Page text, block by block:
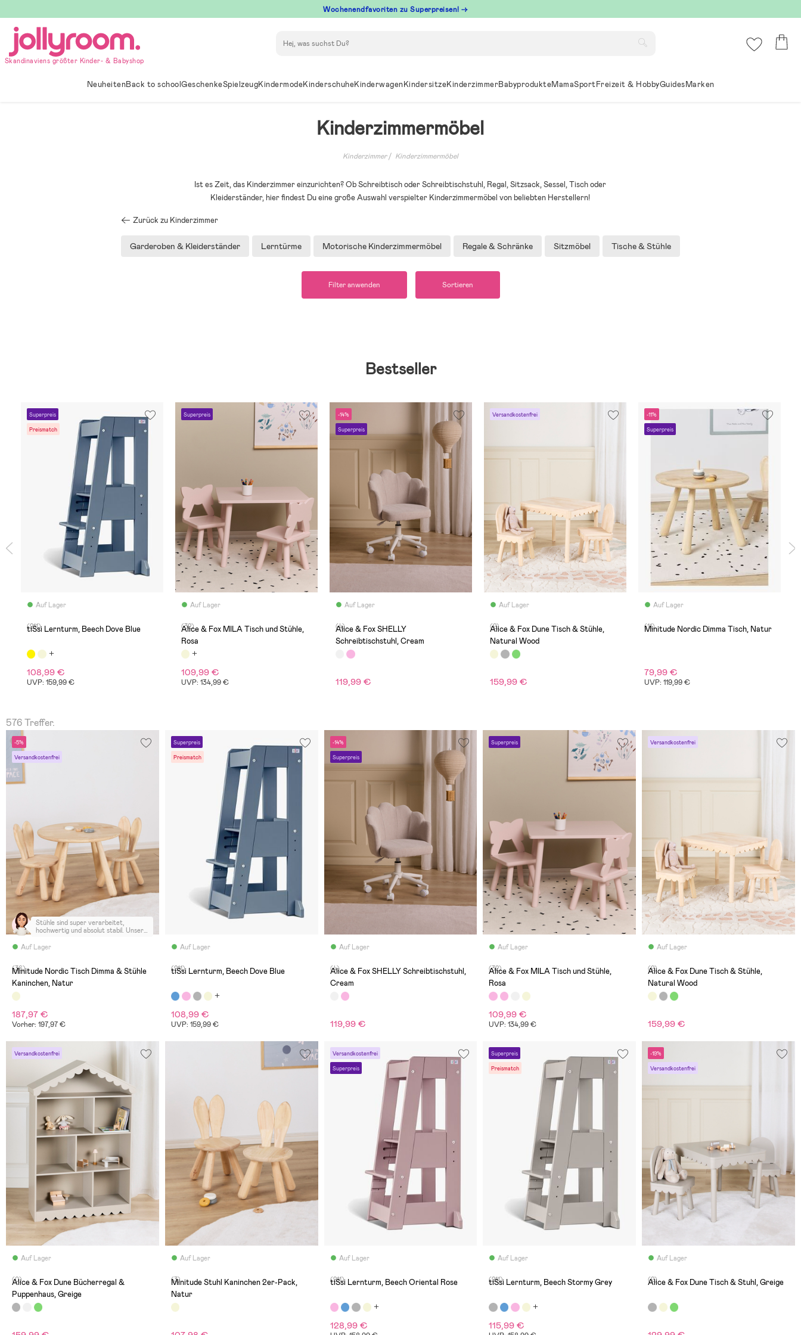
till
innehållet
Wochenendfavoriten zu Superpreisen! →
Skandinaviens größter Kinder- & Babyshop
NeuheitenBack to schoolGeschenkeSpielzeugKindermodeKinderschuheKinderwagenKindersitzeKinderzimmerBabyprodukteMamaSportFreizeit & HobbyGuidesMarken
Kinderzimmermöbel
Kinderzimmer Kinderzimmermöbel
Ist es Zeit, das Kinderzimmer einzurichten? Ob Schreibtisch oder Schreibtischstuhl, Regal, Sitzsack, Sessel, Tisch oder
Kleiderständer, hier findest Du eine große Auswahl verspielter Kinderzimmermöbel von beliebten Herstellern!
Zurück zu Kinderzimmer
Garderoben & Kleiderständer Lerntürme Motorische Kinderzimmermöbel Regale & Schränke Sitzmöbel Tische & Stühle
Filter anwenden Sortieren
Bestseller
Superpreis
Preismatch
Auf Lager
(211)
tiSsi Lernturm, Beech Dove Blue
108,99 €
UVP: 159,99 €
Superpreis
Auf Lager
(32)
Alice & Fox MILA Tisch und Stühle,
Rosa
109,99 €
UVP: 134,99 €
-14%
Superpreis
Auf Lager
(4)
Alice & Fox SHELLY
Schreibtischstuhl, Cream
119,99 €
Versandkostenfrei
Auf Lager
(2)
Alice & Fox Dune Tisch & Stühle,
Natural Wood
159,99 €
-11%
Superpreis
Auf Lager
(11)
Minitude Nordic Dimma Tisch, Natur
79,99 €
UVP: 119,99 €
576 Treffer.
-5%
Versandkostenfrei
Auf Lager
Stühle sind super verarbeitet,
hochwertig und absolut stabil. Unsere
(36)
Minitude Nordic Tisch Dimma & Stühle
Kaninchen, Natur
187,97 €
Vorher: 197,97 €
Superpreis
Preismatch
Auf Lager
(211)
tiSsi Lernturm, Beech Dove Blue
108,99 €
UVP: 159,99 €
-14%
Superpreis
Auf Lager
(4)
Alice & Fox SHELLY Schreibtischstuhl,
Cream
119,99 €
Superpreis
Auf Lager
(32)
Alice & Fox MILA Tisch und Stühle,
Rosa
109,99 €
UVP: 134,99 €
Versandkostenfrei
Auf Lager
(2)
Alice & Fox Dune Tisch & Stühle,
Natural Wood
159,99 €
Versandkostenfrei
Auf Lager
(0)
Alice & Fox Dune Bücherregal &
Puppenhaus, Greige
Auf Lager
(3)
Minitude Stuhl Kaninchen 2er-Pack,
Natur
Versandkostenfrei
Superpreis
Auf Lager
(211)
tiSsi Lernturm, Beech Oriental Rose
128,99 €
Superpreis
Preismatch
Auf Lager
(211)
tiSsi Lernturm, Beech Stormy Grey
115,99 €
-19%
Versandkostenfrei
Auf Lager
(2)
Alice & Fox Dune Tisch & Stuhl, Greige